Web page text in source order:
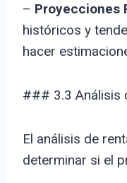
– Proyecciones
históricos y
hacer
### 3.3 Análisis
El análisis de
determinar si el